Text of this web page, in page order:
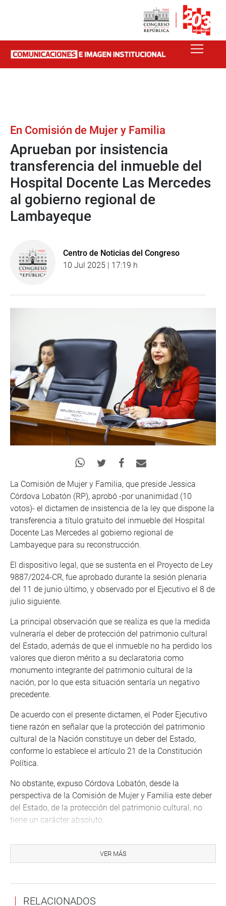
En Comisión de Mujer y Familia
Aprueban por insistencia
transferencia del inmueble del
Hospital Docente Las Mercedes
al gobierno regional de
Lambayeque
Centro de Noticias del Congreso
10 Jul 2025 | 17:19 h
La Comisión de Mujer y Familia, que preside Jessica
Córdova Lobatón (RP), aprobó -por unanimidad (10
votos)- el dictamen de insistencia de la ley que dispone la
transferencia a título gratuito del inmueble del Hospital
Docente Las Mercedes al gobierno regional de
Lambayeque para su reconstrucción.
El dispositivo legal, que se sustenta en el Proyecto de Ley
9887/2024-CR, fue aprobado durante la sesión plenaria
del 11 de junio último, y observado por el Ejecutivo el 8 de
julio siguiente.
La principal observación que se realiza es que la medida
vulneraría el deber de protección del patrimonio cultural
del Estado, además de que el inmueble no ha perdido los
valores que dieron mérito a su declaratoria como
monumento integrante del patrimonio cultural de la
nación, por lo que esta situación sentaría un negativo
precedente.
De acuerdo con el presente dictamen, el Poder Ejecutivo
tiene razón en señalar que la protección del patrimonio
cultural de la Nación constituye un deber del Estado,
conforme lo establece el artículo 21 de la Constitución
Política.
No obstante, expuso Córdova Lobatón, desde la
perspectiva de la Comisión de Mujer y Familia este deber
del Estado, de la protección del patrimonio cultural, no
tiene un carácter absoluto.
y armónica con el resto del texto constitucional, en
especial con los derechos fundamentales que el Estado
garantizar derechos fundamentales”, señaló.
VER MÁS
RELACIONADOS